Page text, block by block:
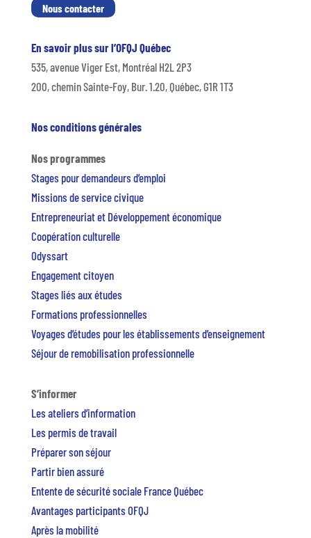
Nous contacter
En savoir plus sur l’OFQJ Québec
535, avenue Viger Est, Montréal H2L 2P3
200, chemin Sainte-Foy, Bur. 1.20, Québec, G1R 1T3
Nos conditions générales
Nos programmes
Stages pour demandeurs d’emploi
Missions de service civique
Entrepreneuriat et Développement économique
Coopération culturelle
Odyssart
Engagement citoyen
Stages liés aux études
Formations professionnelles
Voyages d’études pour les établissements d’enseignement
Séjour de remobilisation professionnelle
S’informer
Les ateliers d’information
Les permis de travail
Préparer son séjour
Partir bien assuré
Entente de sécurité sociale France Québec
Avantages participants OFQJ
Après la mobilité